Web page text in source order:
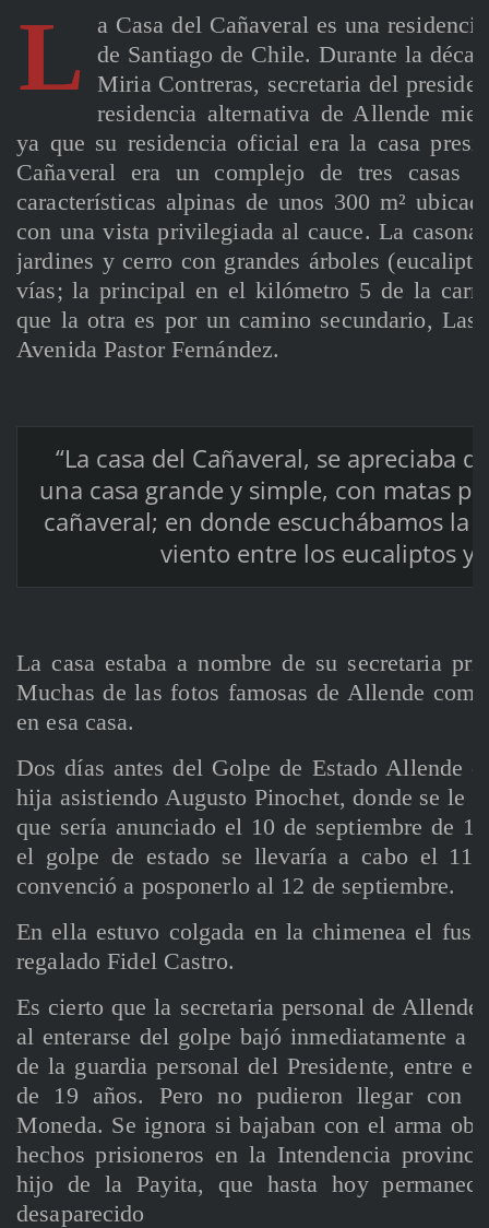
L
a Casa del Cañaveral es una
de Santiago de Chile. Durante la
Miria Contreras, secretaria del
residencia alternativa de Allende
ya que su residencia oficial era la casa
Cañaveral era un complejo de tres casas
características alpinas de unos 300 m²
con una vista privilegiada al cauce. La casona
jardines y cerro con grandes árboles
vías; la principal en el kilómetro 5 de la
que la otra es por un camino secundario,
Avenida Pastor Fernández.
“La casa del Cañaveral, se apreciaba
una casa grande y simple, con matas
cañaveral; en donde escuchábamos la
viento entre los eucaliptos y
La casa estaba a nombre de su secretaria
Muchas de las fotos famosas de Allende
en esa casa.
Dos días antes del Golpe de Estado Allende
hija asistiendo Augusto Pinochet, donde se le
que sería anunciado el 10 de septiembre de
el golpe de estado se llevaría a cabo el 11
convenció a posponerlo al 12 de septiembre.
En ella estuvo colgada en la chimenea el
regalado Fidel Castro.
Es cierto que la secretaria personal de
al enterarse del golpe bajó inmediatamente a
de la guardia personal del Presidente, entre
de 19 años. Pero no pudieron llegar con
Moneda. Se ignora si bajaban con el arma
hechos prisioneros en la Intendencia
hijo de la Payita, que hasta hoy
desaparecido